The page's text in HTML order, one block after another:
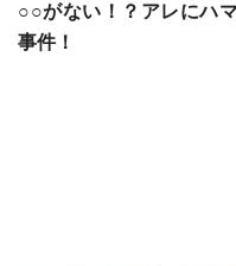
○○がない！？アレにハ
事件！